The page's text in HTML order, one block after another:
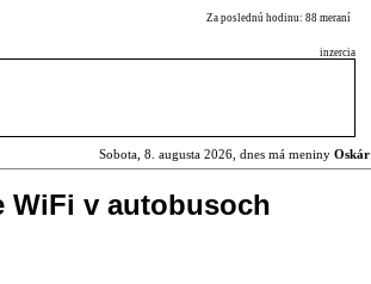
Za poslednú hodinu: 88 meraní
inzercia
Sobota, 8. augusta 2026, dnes má meniny Oskár
WiFi v autobusoch